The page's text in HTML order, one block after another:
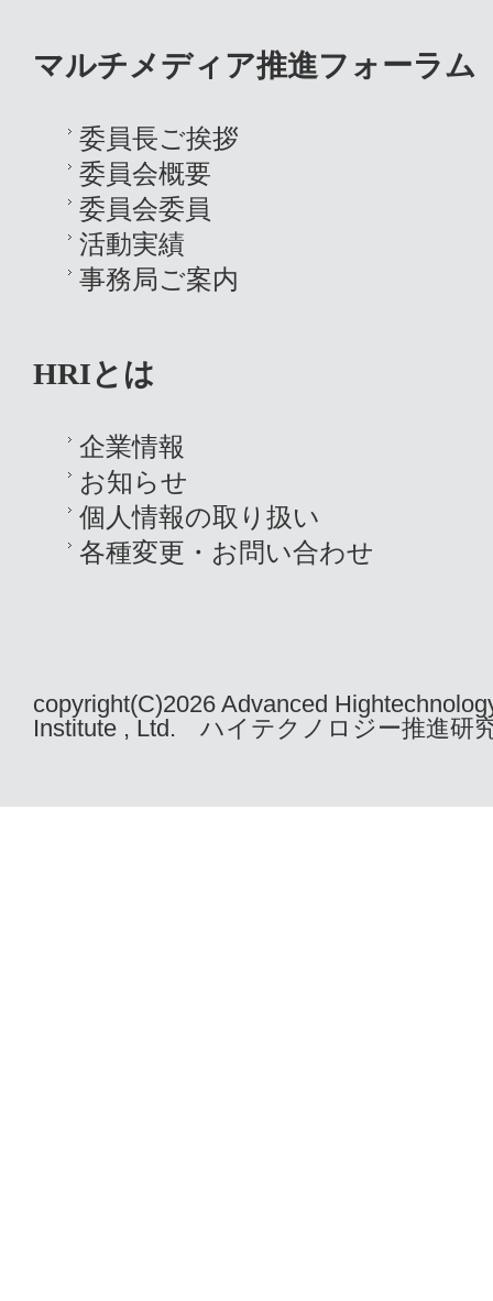
マルチメディア推進フォーラム
委員長ご挨拶
委員会概要
委員会委員
活動実績
事務局ご案内
HRIとは
企業情報
お知らせ
個人情報の取り扱い
各種変更・お問い合わせ
copyright(C)2026 Advanced
Institute , Ltd. ハイテクノロジー推進研